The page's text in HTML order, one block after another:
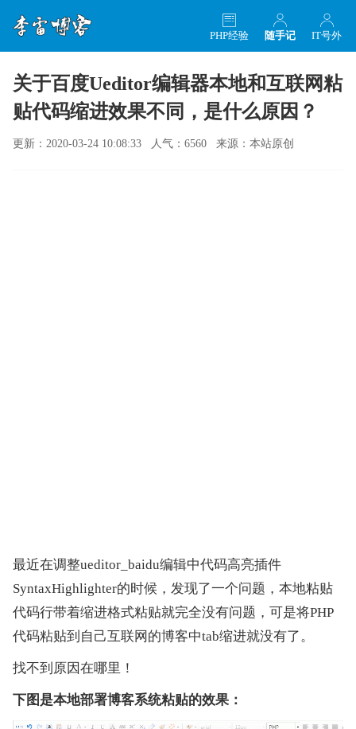
IT号外
随手记
PHP经验
关于百度Ueditor编辑器本地和互联网粘
贴代码缩进效果不同，是什么原因？
更新：2020-03-24 10:08:33 人气：6560 来源：本站原创
最近在调整ueditor_baidu编辑中代码高亮插件
SyntaxHighlighter的时候，发现了一个问题，本地粘贴
代码行带着缩进格式粘贴就完全没有问题，可是将PHP
代码粘贴到自己互联网的博客中tab缩进就没有了。
找不到原因在哪里！
下图是本地部署博客系统粘贴的效果：